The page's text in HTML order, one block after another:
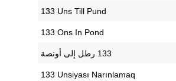
‎133 Uns Till Pund
‎133 Ons In Pond
‎133 Unsiyası Narınlamaq